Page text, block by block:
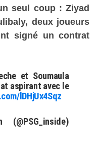
seul coup : Ziyad
deux joueurs
signé un contrat
et Soumaula
aspirant avec le
lDHjUx4Sqz